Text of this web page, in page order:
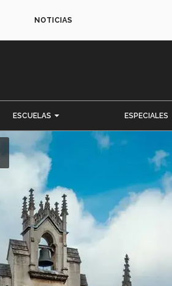
NOTICIAS
ESCUELAS ESPECIALES